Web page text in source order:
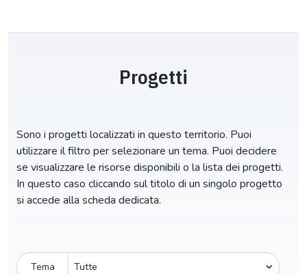
Progetti
Sono i progetti localizzati in questo territorio. Puoi
utilizzare il filtro per selezionare un tema. Puoi decidere
se visualizzare le risorse disponibili o la lista dei progetti.
In questo caso cliccando sul titolo di un singolo progetto
si accede alla scheda dedicata.
Tema